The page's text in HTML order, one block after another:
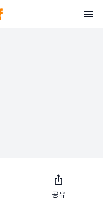
ios_share
공유